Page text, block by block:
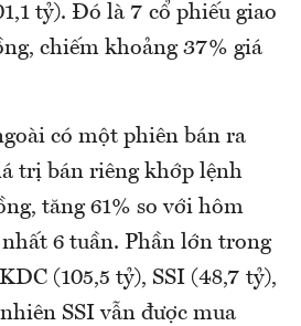
tỷ). Đó là 7 cổ phiếu giao
chiếm khoảng 37% giá
có một phiên bán ra
trị bán riêng khớp lệnh
tăng 61% so với hôm
nhất 6 tuần. Phần lớn trong
(105,5 tỷ), SSI (48,7 tỷ),
SSI vẫn được mua